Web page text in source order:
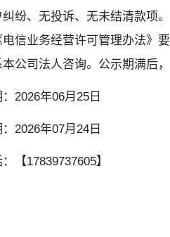
纷、无投诉、无未结清款项。
信业务经营许可管理办法》
公司法人咨询。公示期满后
2026年06月25日
2026年07月24日
【17839737605】